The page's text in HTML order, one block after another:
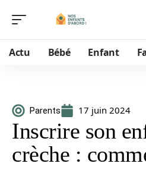
Actu Bébé Enfant
Parents 17 juin 2024
Inscrire son
crèche :